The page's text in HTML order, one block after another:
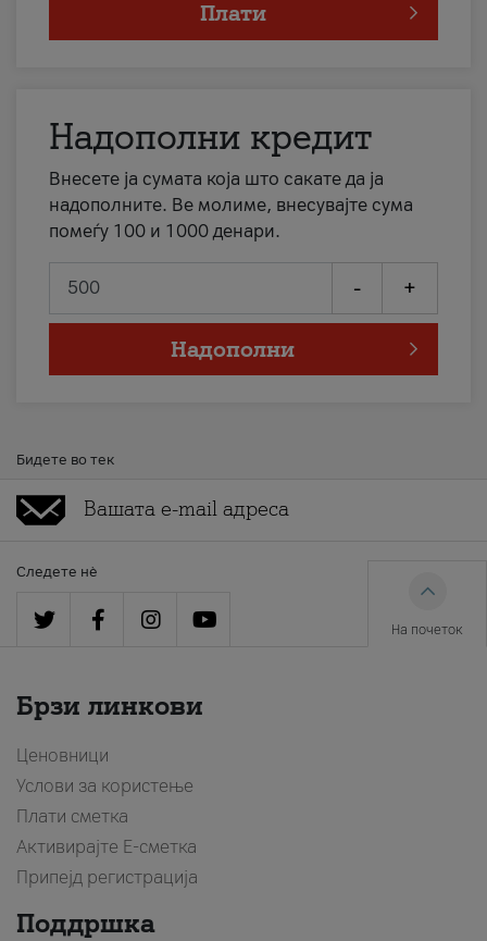
Плати
Надополни кредит
Внесете ја сумата која што сакате да ја
надополните. Ве молиме, внесувајте сума
помеѓу 100 и 1000 денари.
- +
Надополни
Бидете во тек
Следете нè
На почеток
Брзи линкови
Ценовници
Услови за користење
Плати сметка
Активирајте Е-сметка
Припејд регистрација
Поддршка